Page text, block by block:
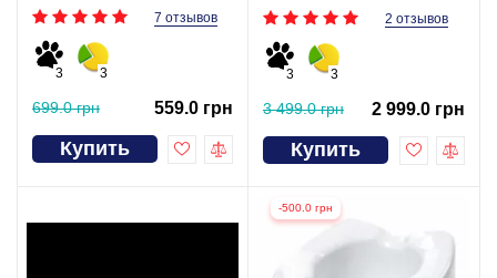
7 отзывов
3 3
699.0 грн 559.0 грн
Купить
2 отзывов
3 3
3 499.0 грн 2 999.0 грн
Купить
-500.0 грн